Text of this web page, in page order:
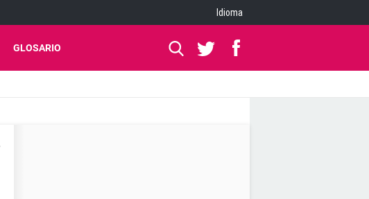
Idioma
GLOSARIO